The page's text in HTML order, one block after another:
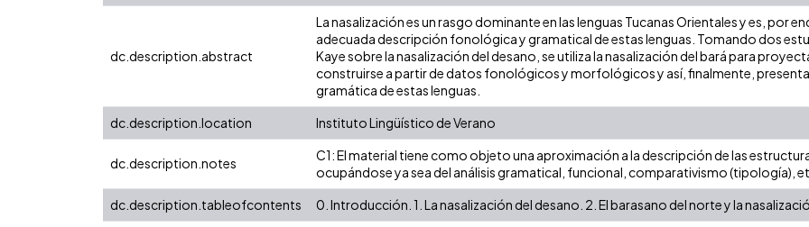
dc.description.abstract
La nasalización es un rasgo dominante en las lenguas Tucanas Orientales y es, por
adecuada descripción fonológica y gramatical de estas lenguas. Tomando dos
Kaye sobre la nasalización del desano, se utiliza la nasalización del bará para
construirse a partir de datos fonológicos y morfológicos y así, finalmente,
gramática de estas lenguas.
dc.description.location Instituto Lingüístico de Verano
dc.description.notes
C1: El material tiene como objeto una aproximación a la descripción de las
ocupándose ya sea del análisis gramatical, funcional, comparativismo (tipología),
dc.description.tableofcontents
0. Introducción. 1. La nasalización del desano. 2. El barasano del norte y la